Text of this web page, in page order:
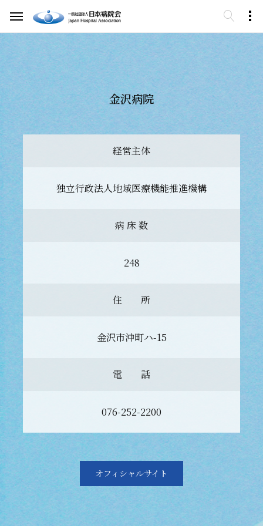
金沢病院
経営主体
独立行政法人地域医療機能推進機構
病 床 数
248
住 所
金沢市沖町ハ-15
電 話
076-252-2200
オフィシャルサイト